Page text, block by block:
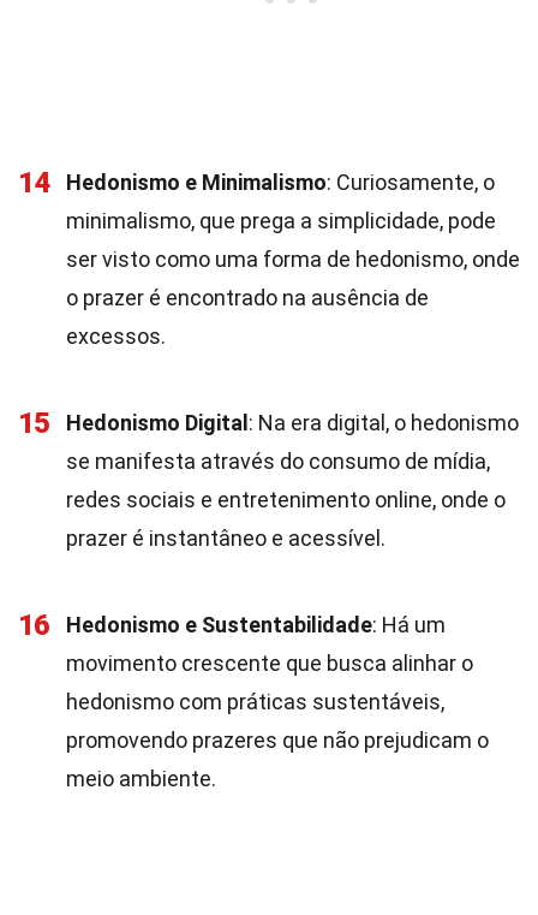
14 Hedonismo e Minimalismo: Curiosamente, o
minimalismo, que prega a simplicidade, pode
ser visto como uma forma de hedonismo, onde
o prazer é encontrado na ausência de
excessos.
15 Hedonismo Digital : Na era digital, o hedonismo
se manifesta através do consumo de mídia,
redes sociais e entretenimento online, onde o
prazer é instantâneo e acessível.
16 Hedonismo e Sustentabilidade: Há um
movimento crescente que busca alinhar o
hedonismo com práticas sustentáveis,
promovendo prazeres que não prejudicam o
meio ambiente.